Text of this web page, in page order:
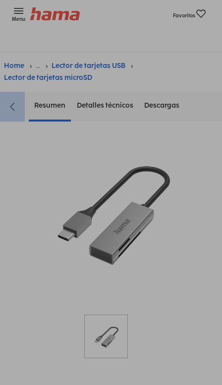
Menu
Favoritos
Home ...
Lector de tarjetas USB
Lector de tarjetas microSD
Resumen Detalles técnicos Descargas